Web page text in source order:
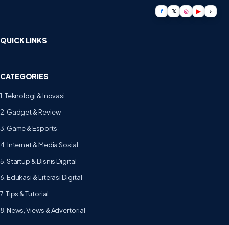
f 𝕏 ◎ ▶ ♪
QUICK LINKS
CATEGORIES
1. Teknologi & Inovasi
2. Gadget & Review
3. Game & Esports
4. Internet & Media Sosial
5. Startup & Bisnis Digital
6. Edukasi & Literasi Digital
7. Tips & Tutorial
8. News, Views & Advertorial